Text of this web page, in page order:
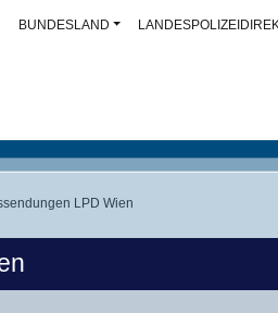
BUNDESLAND
LPD Wien